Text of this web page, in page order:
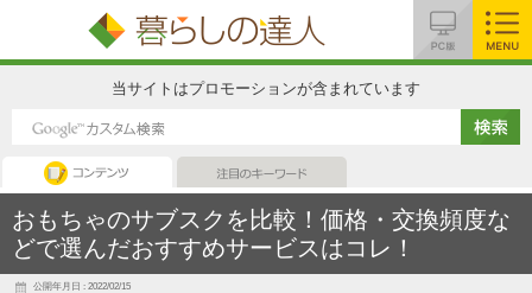
MENU
当サイトはプロモーションが含まれています
暮らしの達人 注目のキーワード
おもちゃのサブスクを比較！価格・交換頻度な
どで選んだおすすめサービスはコレ！
公開年月日 : 2022/02/15